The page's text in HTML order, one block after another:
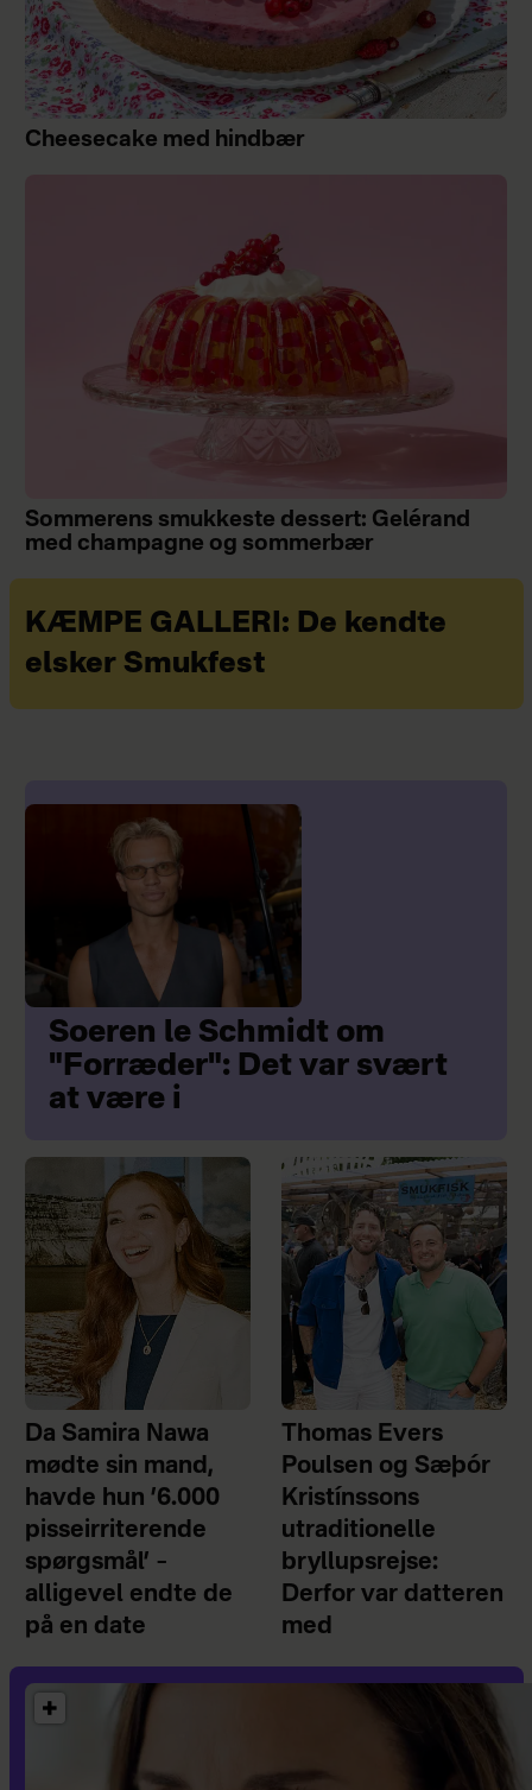
Cheesecake med hindbær
Sommerens smukkeste dessert: Gelérand
med champagne og sommerbær
KÆMPE GALLERI: De kendte
elsker Smukfest
Soeren le Schmidt om
"Forræder": Det var svært
at være i
Da Samira Nawa
mødte sin mand,
havde hun ’6.000
pisseirriterende
spørgsmål’ –
alligevel endte de
på en date
Thomas Evers
Poulsen og Sæþór
Kristínssons
utraditionelle
bryllupsrejse:
Derfor var datteren
med